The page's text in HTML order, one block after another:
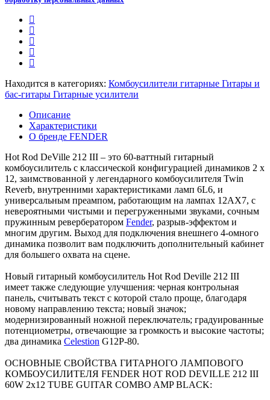
Находится в категориях: Комбоусилители гитарные Гитары и
бас-гитары Гитарные усилители
Описание
Характеристики
О бренде FENDER
Hot Rod DeVille 212 III – это 60-ваттный гитарный
комбоусилитель с классической конфигурацией динамиков 2 x
12, заимствованной у легендарного комбоусилителя Twin
Reverb, внутренними характеристиками ламп 6L6, и
универсальным преампом, работающим на лампах 12AX7, с
невероятными чистыми и перегруженными звуками, сочным
пружинным ревербератором Fender, разрыв-эффектом и
многим другим. Выход для подключения внешнего 4-омного
динамика позволит вам подключить дополнительный кабинет
для большего охвата на сцене.
Новый гитарный комбоусилитель Hot Rod Deville 212 III
имеет также следующие улучшения: черная контрольная
панель, считывать текст с которой стало проще, благодаря
новому направлению текста; новый значок;
модернизированный ножной переключатель; градуированные
потенциометры, отвечающие за громкость и высокие частоты;
два динамика Celestion G12P-80.
ОСНОВНЫЕ СВОЙСТВА ГИТАРНОГО ЛАМПОВОГО
КОМБОУСИЛИТЕЛЯ FENDER HOT ROD DEVILLE 212 III
60W 2х12 TUBE GUITAR COMBO AMP BLACK: